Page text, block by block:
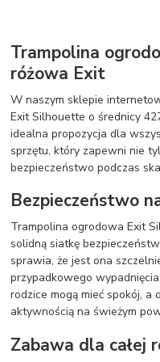
Trampolina
różowa Exit
W naszym sklepie
Exit Silhouette o średnicy
idealna propozycja dla
sprzętu, który zapewni nie
bezpieczeństwo podczas
Bezpieczeństwo
Trampolina ogrodowa Exit
solidną siatkę
sprawia, że jest ona
przypadkowego
rodzice mogą mieć spokój, a
aktywnością na świeżym
Zabawa dla całej